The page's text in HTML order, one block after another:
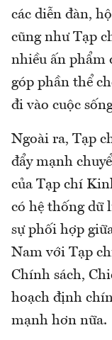
các diễn đàn,
cũng như Tạp
nhiều ấn phẩm
góp phần thể
đi vào cuộc
Ngoài ra, Tạp
đẩy mạnh
của Tạp chí
có hệ thống dữ
sự phối hợp
Nam với Tạp
Chính sách,
hoạch định
mạnh hơn nữa.